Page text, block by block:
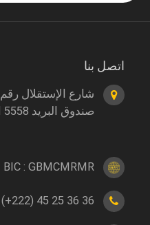
اتصل بنا
شارع الإستقلال رقم 6
صندوق البريد 5558 انواكشوط - موريتانيا
BIC : GBMCMRMR
(+222) 45 25 36 36